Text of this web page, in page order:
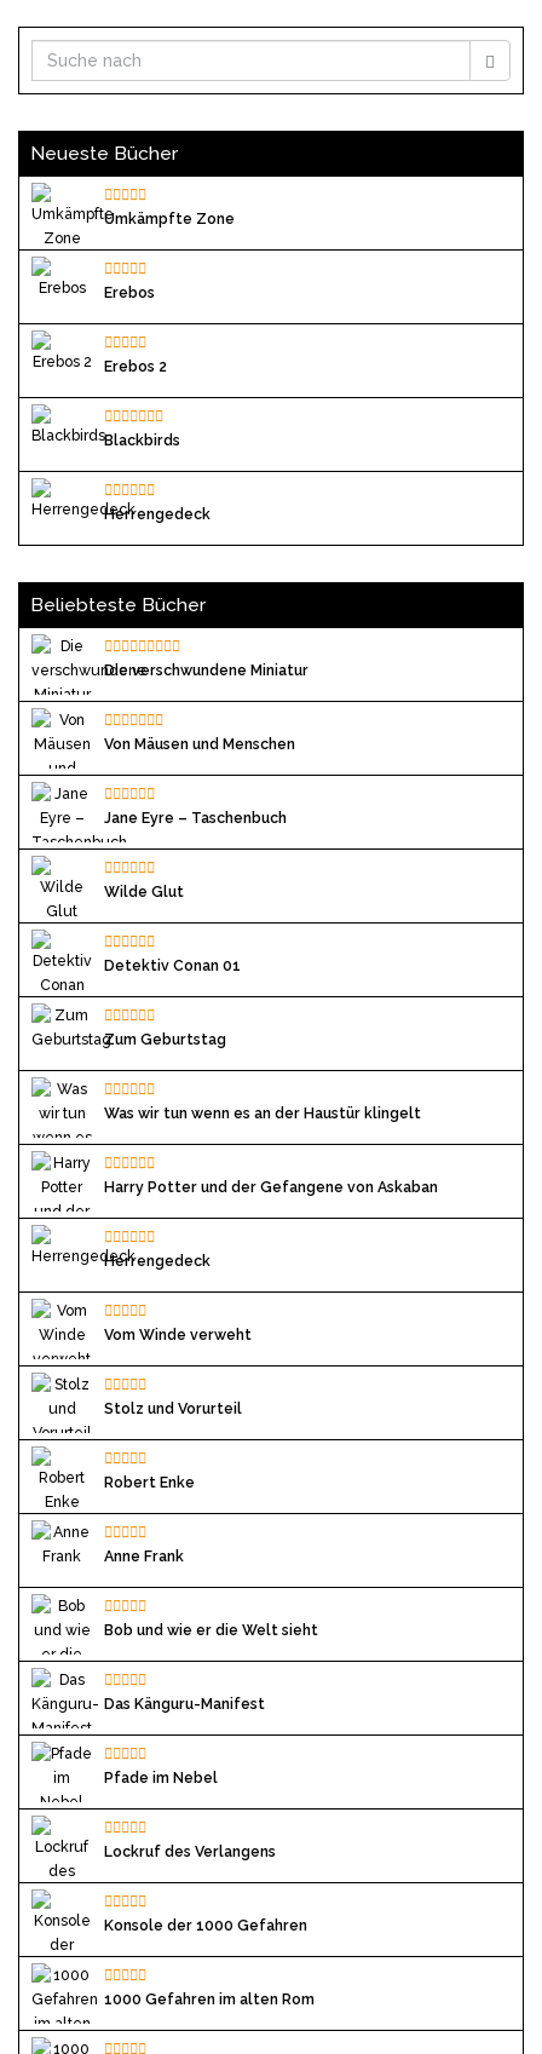
Neueste Bücher
Umkämpfte Zone
Erebos
Erebos 2
Blackbirds
Herrengedeck
Beliebteste Bücher
Die verschwundene Miniatur
Von Mäusen und Menschen
Jane Eyre – Taschenbuch
Wilde Glut
Detektiv Conan 01
Zum Geburtstag
Was wir tun wenn es an der Haustür klingelt
Harry Potter und der Gefangene von Askaban
Herrengedeck
Vom Winde verweht
Stolz und Vorurteil
Robert Enke
Anne Frank
Bob und wie er die Welt sieht
Das Känguru-Manifest
Pfade im Nebel
Lockruf des Verlangens
Konsole der 1000 Gefahren
1000 Gefahren im alten Rom